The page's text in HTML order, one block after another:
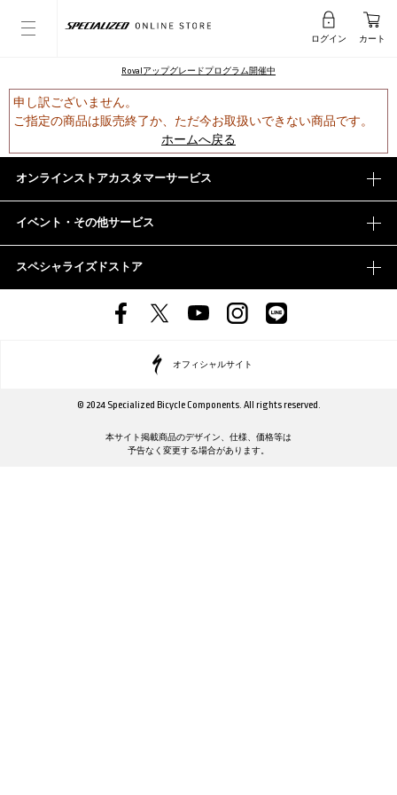
ログイン カート
Rovalアップグレードプログラム開催中
申し訳ございません。
ご指定の商品は販売終了か、ただ今お取扱いできない商品です。
ホームへ戻る
オンラインストアカスタマーサービス
イベント・その他サービス
スペシャライズドストア
オフィシャルサイト
© 2024 Specialized Bicycle Components. All rights reserved.
本サイト掲載商品のデザイン、仕様、価格等は
予告なく変更する場合があります。